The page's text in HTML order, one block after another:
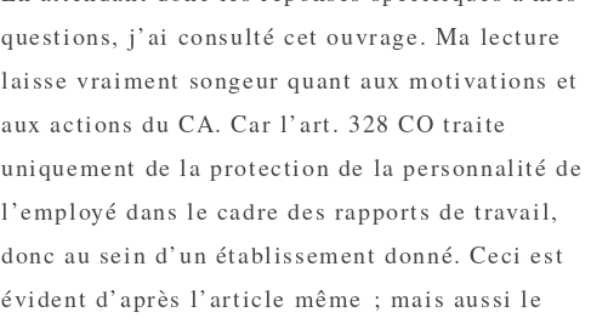
questions, j’ai consulté cet ouvrage. Ma lecture
laisse vraiment songeur quant aux motivations et
aux actions du CA. Car l’art. 328 CO traite
uniquement de la protection de la personnalité de
l’employé dans le cadre des rapports de travail,
donc au sein d’un établissement donné. Ceci est
évident d’après l’article même ; mais aussi le